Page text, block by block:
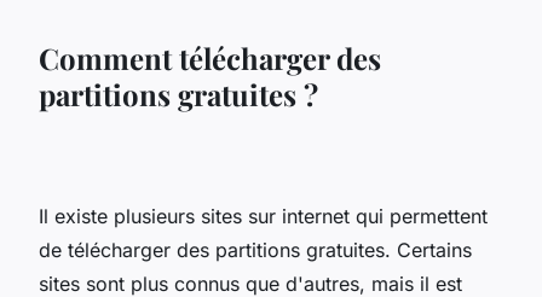
Comment télécharger des
partitions gratuites ?
Il existe plusieurs sites sur internet qui permettent
de télécharger des partitions gratuites. Certains
sites sont plus connus que d'autres, mais il est